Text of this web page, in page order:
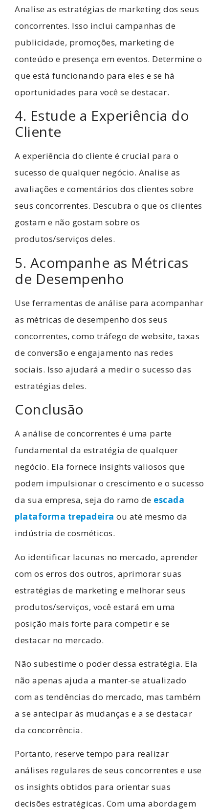
Analise as estratégias de marketing dos seus
concorrentes. Isso inclui campanhas de
publicidade, promoções, marketing de
conteúdo e presença em eventos. Determine o
que está funcionando para eles e se há
oportunidades para você se destacar.
4. Estude a Experiência do
Cliente
A experiência do cliente é crucial para o
sucesso de qualquer negócio. Analise as
avaliações e comentários dos clientes sobre
seus concorrentes. Descubra o que os clientes
gostam e não gostam sobre os
produtos/serviços deles.
5. Acompanhe as Métricas
de Desempenho
Use ferramentas de análise para acompanhar
as métricas de desempenho dos seus
concorrentes, como tráfego de website, taxas
de conversão e engajamento nas redes
sociais. Isso ajudará a medir o sucesso das
estratégias deles.
Conclusão
A análise de concorrentes é uma parte
fundamental da estratégia de qualquer
negócio. Ela fornece insights valiosos que
podem impulsionar o crescimento e o sucesso
da sua empresa, seja do ramo de escada
plataforma trepadeira ou até mesmo da
indústria de cosméticos.
Ao identificar lacunas no mercado, aprender
com os erros dos outros, aprimorar suas
estratégias de marketing e melhorar seus
produtos/serviços, você estará em uma
posição mais forte para competir e se
destacar no mercado.
Não subestime o poder dessa estratégia. Ela
não apenas ajuda a manter-se atualizado
com as tendências do mercado, mas também
a se antecipar às mudanças e a se destacar
da concorrência.
Portanto, reserve tempo para realizar
análises regulares de seus concorrentes e use
os insights obtidos para orientar suas
decisões estratégicas. Com uma abordagem